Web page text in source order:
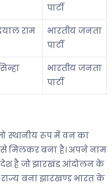
पार्टी
राम
भारतीय जनता
पार्टी
भारतीय जनता
पार्टी
जो स्थानीय रूप में वन का
से मिलकर बना है। अपने नाम
है जो झारखंड आंदोलन के
बना झारखण्ड भारत के